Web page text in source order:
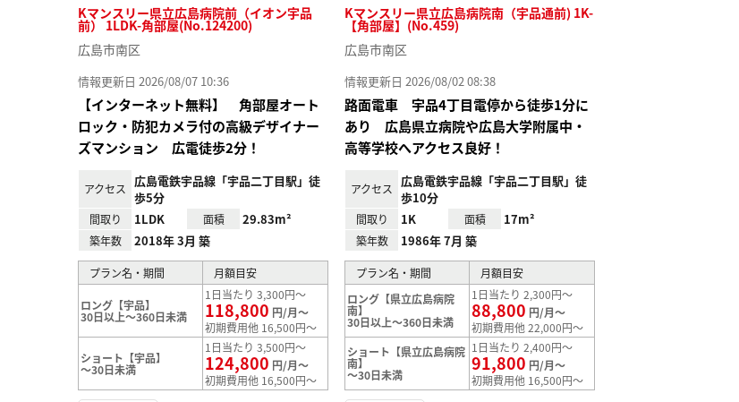
Kマンスリー県立広島病院前（イオン宇品
前） 1LDK-角部屋(No.124200)
広島市南区
情報更新日 2026/08/07 10:36
【インターネット無料】 角部屋オート
ロック・防犯カメラ付の高級デザイナー
ズマンション 広電徒歩2分！
アクセス
広島電鉄宇品線「宇品二丁目駅」徒
歩5分
間取り 1LDK 面積 29.83m²
築年数 2018年 3月 築
プラン名・期間 月額目安
ロング【宇品】
30日以上～360日未満
1日当たり 3,300円～
118,800 円/月～
初期費用他 16,500円～
ショート【宇品】
～30日未満
1日当たり 3,500円～
124,800 円/月～
初期費用他 16,500円～
Kマンスリー県立広島病院南（宇品通前) 1K-
【角部屋】(No.459)
広島市南区
情報更新日 2026/08/02 08:38
路面電車 宇品4丁目電停から徒歩1分に
あり 広島県立病院や広島大学附属中・
高等学校へアクセス良好！
アクセス
広島電鉄宇品線「宇品二丁目駅」徒
歩10分
間取り 1K 面積 17m²
築年数 1986年 7月 築
プラン名・期間
月額目安
ロング【県立広島病院
南】
30日以上～360日未満
1日当たり 2,300円～
88,800 円/月～
初期費用他 22,000円～
ショート【県立広島病院
南】
～30日未満
1日当たり 2,400円～
91,800 円/月～
初期費用他 16,500円～